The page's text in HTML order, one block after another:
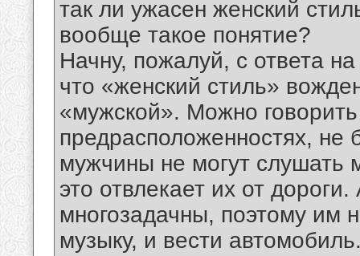
так ли ужасен женский
вообще такое понятие?
Начну, пожалуй, с ответа
что «женский стиль»
«мужской». Можно говорить
предрасположенностях, не
мужчины не могут слушать
это отвлекает их от
многозадачны, поэтому им
музыку, и вести